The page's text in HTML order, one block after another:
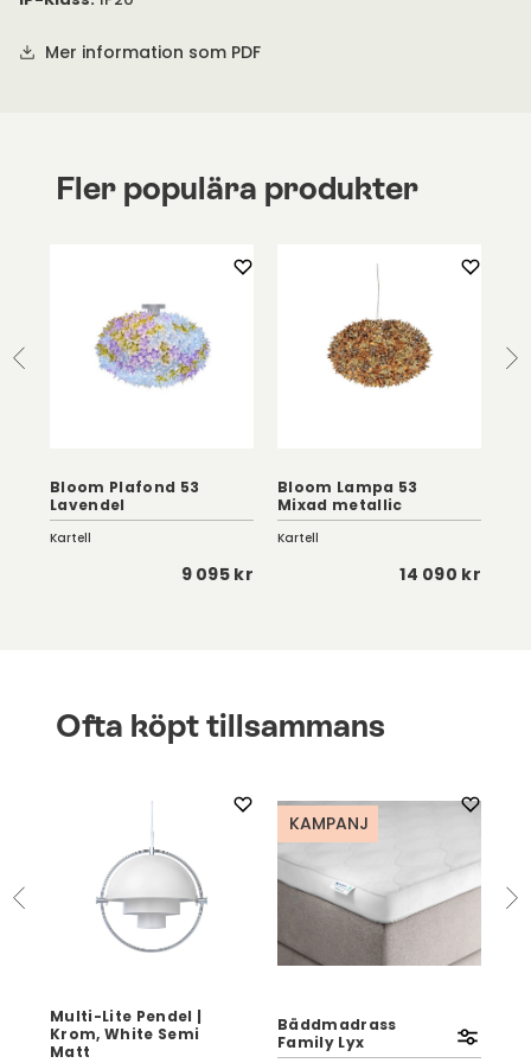
Mer information som PDF
Fler populära produkter
Bloom Plafond 53
Lavendel
Kartell
9 095 kr
Bloom Lampa 53
Mixad metallic
Kartell
14 090 kr
Ofta köpt tillsammans
Multi-Lite Pendel |
Krom, White Semi
Matt
KAMPANJ
Bäddmadrass
Family Lyx